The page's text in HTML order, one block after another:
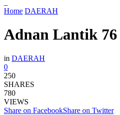
Home DAERAH
Adnan Lantik 76
in DAERAH
0
250
SHARES
780
VIEWS
Share on FacebookShare on Twitter